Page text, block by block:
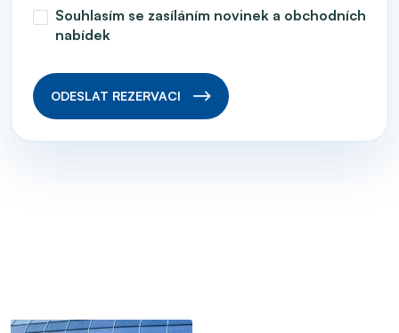
Souhlasím se zasíláním novinek a obchodních
nabídek
ODESLAT REZERVACI